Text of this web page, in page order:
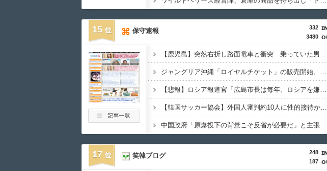
15
332
3480
保守速報
【鹿児島】突然右折し路面電車と衝突 乗っていた男女3人は車を放置しダッシュで逃走中
ジャングリア沖縄「ロイヤルチケット」の販売開始、大人29,700円にｗｗｗｗｗｗｗｗｗ
【悲報】ロシア報道官「広島市長は毎年、ロシアを嫌悪する『偽りの呪文』を繰り返し、日本人をゾンビ化させている」と主張
【韓国サッカー協会】外国人審判約10人に性的接待か 計1496回、約2億ウォン（約2200万円）
中国政府「原爆投下の背景こそ反省が必要だ」と主張
17
248
187
笑韓ブログ